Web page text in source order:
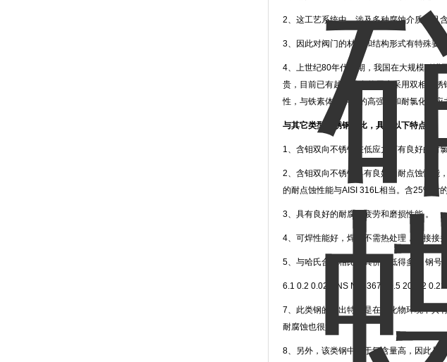
2、这工艺系统中，涉及多种腐蚀介质，且
3、因此对阀门的材料和结构形式有特殊要
4、上世纪80年代后期，我国在大规模引进
贵，目前已有越来越多的用户采用双相不
性，与铁素体不锈钢的高强度和耐氯化物
与其它类型不锈钢相比，具有以下特点：
1、含钼双向不锈钢在低应力下有良好的耐
2、含钼双向不锈钢具有良好的耐点蚀性能
的耐点蚀性能与AISI 316L相当。含25%Cr
3、具有良好的耐腐蚀疲劳和磨损性能 。
4、可焊性能好，焊后不需热处理，焊接接
5、与哈氏合金相比，其价格低得多。 钢
6.1 0.2 0.02 UNS N08367 20.5 20 6.2
7、此类钢的突出特点是在氯化物环境中具
耐腐蚀也很好。
8、另外，该类钢中由于氮含量高，因此具